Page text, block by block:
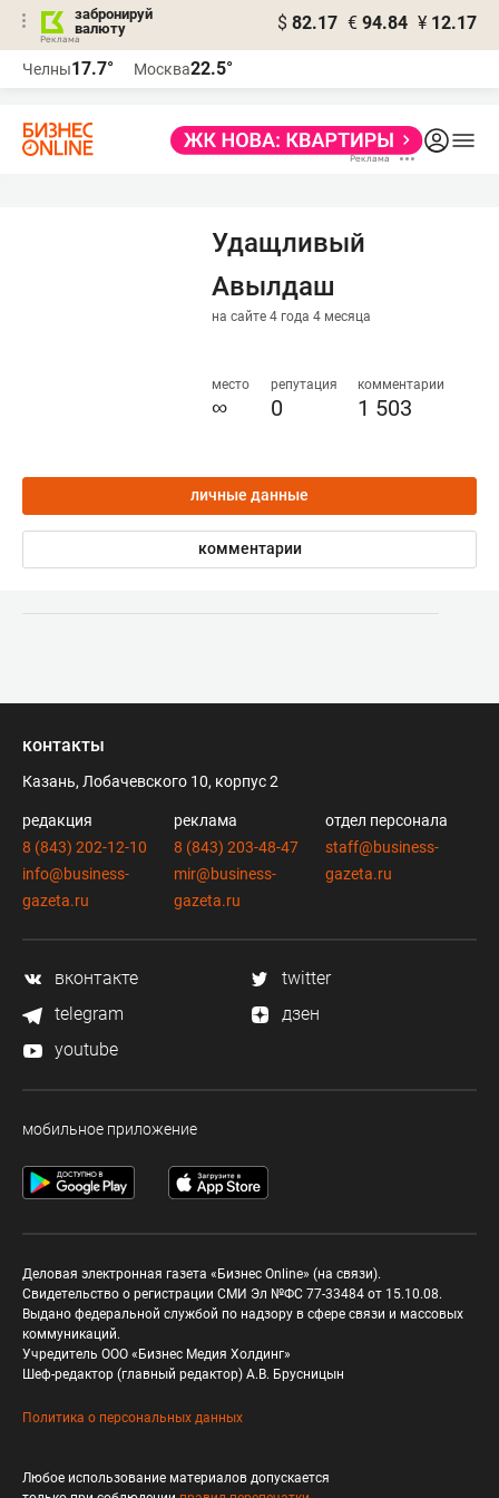
забронируй
валюту
$ 82.17 € 94.84 ¥ 12.17
Челны17.7° Москва22.5°
Удащливый
Авылдаш
на сайте 4 года 4 месяца
место
∞
репутация
0
комментарии
1 503
личные данные
комментарии
контакты
Казань, Лобачевского 10, корпус 2
редакция
8 (843) 202-12-10
info@business-
gazeta.ru
реклама
8 (843) 203-48-47
mir@business-
gazeta.ru
отдел персонала
staff@business-
gazeta.ru
вконтакте
twitter
telegram
дзен
youtube
мобильное приложение
Деловая электронная газета «Бизнес Online» (на связи).
Свидетельство о регистрации СМИ Эл №ФС 77-33484 от 15.10.08.
Выдано федеральной службой по надзору в сфере связи и массовых
коммуникаций.
Учредитель ООО «Бизнес Медия Холдинг»
Шеф-редактор (главный редактор) А.В. Брусницын
Политика о персональных данных
Любое использование материалов допускается